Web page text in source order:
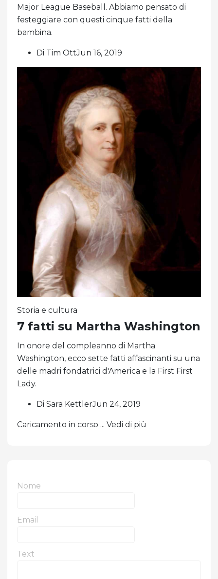
Major League Baseball. Abbiamo pensato di
festeggiare con questi cinque fatti della
bambina.
Di Tim OttJun 16, 2019
Storia e cultura
7 fatti su Martha Washington
In onore del compleanno di Martha
Washington, ecco sette fatti affascinanti su una
delle madri fondatrici d'America e la First First
Lady.
Di Sara KettlerJun 24, 2019
Caricamento in corso ... Vedi di più
Nome
Email
Text